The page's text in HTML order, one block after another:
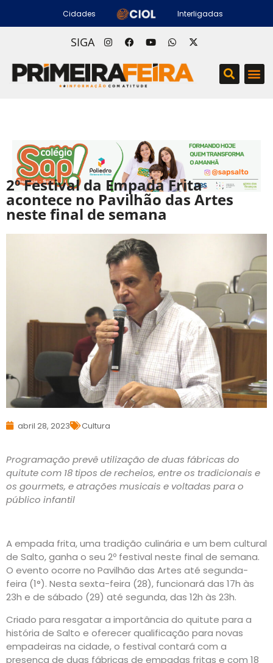
Cidades Interligadas
SIGA
2º Festival da Empada Frita
acontece no Pavilhão das Artes
neste final de semana
abril 28, 2023 Cultura
Programação prevê utilização de duas fábricas do
quitute com 18 tipos de recheios, entre os tradicionais e
os gourmets, e atrações musicais e voltadas para o
público infantil
A empada frita, uma tradição culinária e um bem cultural
de Salto, ganha o seu 2º festival neste final de semana.
O evento ocorre no Pavilhão das Artes até segunda-
feira (1°). Nesta sexta-feira (28), funcionará das 17h às
23h e de sábado (29) até segunda, das 12h às 23h.
Criado para resgatar a importância do quitute para a
história de Salto e oferecer qualificação para novas
empadeiras na cidade, o festival contará com a
presença de duas fábricas de empadas fritas e com 18